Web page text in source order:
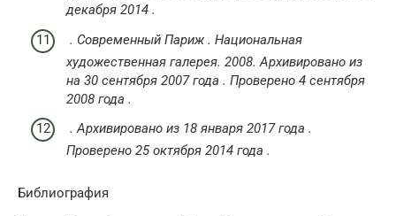
декабря 2014 .
. Современный Париж . Национальная
художественная галерея. 2008. Архивировано из
на 30 сентября 2007 года . Проверено 4 сентября
2008 года .
.Архивировано из 18 января 2017 года .
Проверено 25 октября 2014 года .
Библиография